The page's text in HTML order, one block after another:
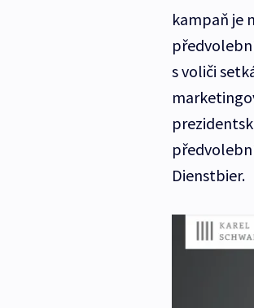
kampaň je
s voliči
Dienstbier.